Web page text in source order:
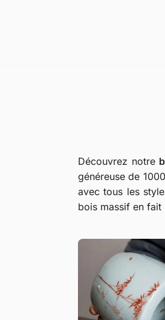
Découvrez notre
généreuse de
avec tous les
bois massif en